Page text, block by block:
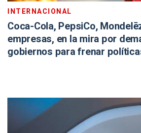
INTERNACIONAL
Coca-Cola, PepsiCo,
empresas, en la mira por
gobiernos para frenar